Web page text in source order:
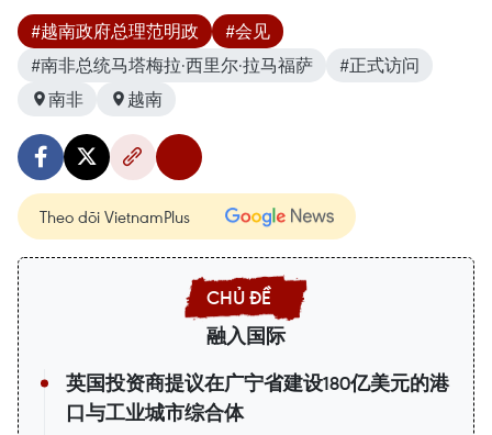
#越南政府总理范明政
#会见
#南非总统马塔梅拉·西里尔·拉马福萨
#正式访问
南非
越南
Theo dõi VietnamPlus
融入国际
英国投资商提议在广宁省建设180亿美元的港
口与工业城市综合体